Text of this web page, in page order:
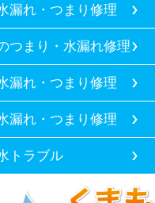
漏れ・つまり修理
つまり・水漏れ修理
漏れ・つまり修理
漏れ・つまり修理
トラブル